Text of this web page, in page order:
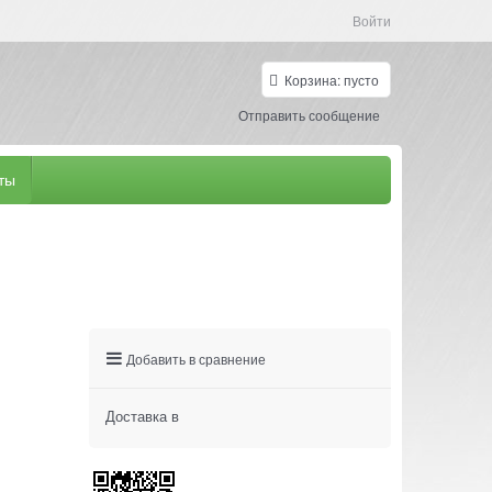
Войти
Корзина:пусто
Отправить сообщение
Добавить в сравнение
Доставка в